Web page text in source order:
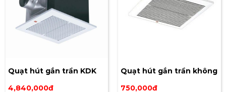
Quạt hút gắn trần KDK
27CHH
4,840,000đ
Quạt hút gắn trần không
ống dẫn KDK 20CQT1
750,000đ